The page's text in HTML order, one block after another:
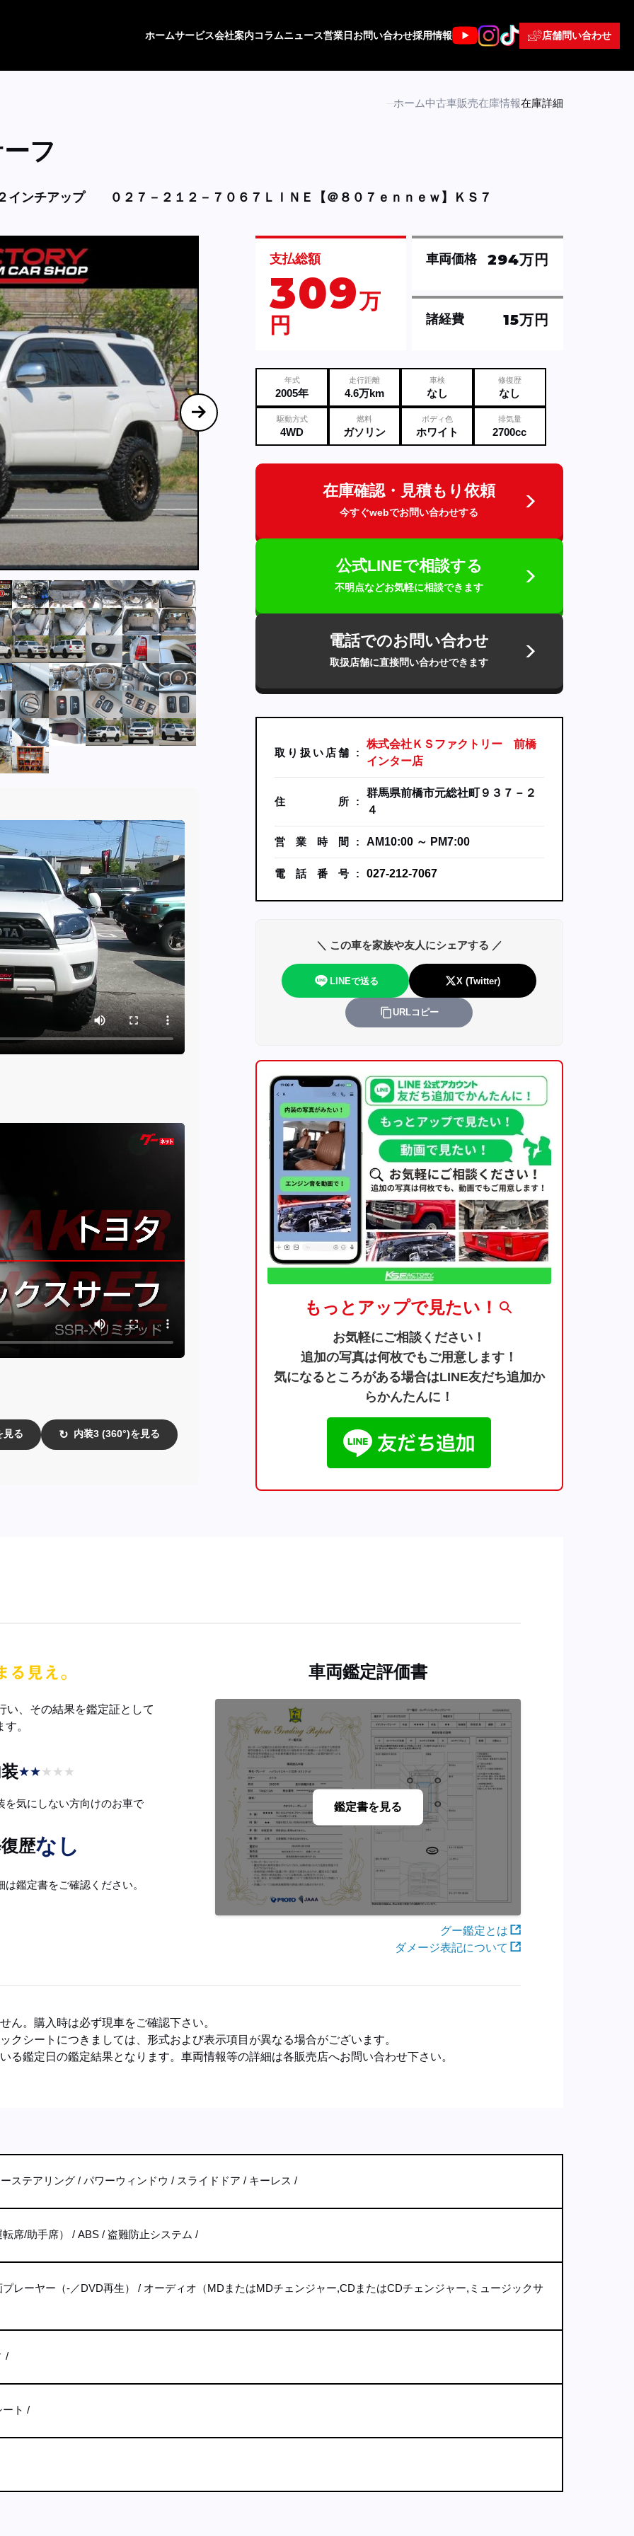
ホームサービス会社案内コラムニュース営業日 お問い合わせ採用情報 店舗問い合わせ
ホーム中古車販売在庫情報在庫詳細
フ
インチアップ ０２７－２１２－７０６７ＬＩＮＥ【＠８０７ｅｎｎｅｗ】ＫＳ７
見る ↻ 内装3 (360°)を見る
支払総額
309万
円
諸経費 15万円
車両価格 294万円
年式
2005年
走行距離
4.6万km
車検
なし
修復歴
なし
駆動方式
4WD
燃料
ガソリン
ボディ色
ホワイト
排気量
2700cc
在庫確認・見積もり依頼
今すぐwebでお問い合わせする
公式LINEで相談する
不明点などお気軽に相談できます
電話でのお問い合わせ
取扱店舗に直接問い合わせできます
取 り 扱 い 店舗
株式会社ＫＳファクトリー 前橋
インター店
住 所
群馬県前橋市元総社町９３７－２
４
営 業 時 間 AM10:00 ～ PM7:00
電 話 番 号 027-212-7067
＼ この車を家族や友人にシェアする ／
LINEで送る X (Twitter)
URLコピー
もっとアップで見たい！
お気軽にご相談ください！
追加の写真は何枚でもご用意します！
気になるところがある場合はLINE友だち追加か
らかんたんに！
い、その結果を鑑定証として
。
★★★ ★ ★
を気にしない方向けのお車で
歴なし
は鑑定書をご確認ください。
車両鑑定評価書
鑑定書を見る
グー鑑定とは
ダメージ表記について
。購入時は必ず現車をご確認下さい。
シートにつきましては、形式および表示項目が異なる場合がございます。
鑑定日の鑑定結果となります。車両情報等の詳細は各販売店へお問い合わせ下さい。
ステアリング パワーウィンドウ スライドドア キーレス
席/助手席） ABS 盗難防止システム
レーヤー（-／DVD再生） オーディオ（MDまたはMDチェンジャー,CDまたはCDチェンジャー,ミュージックサ
ト